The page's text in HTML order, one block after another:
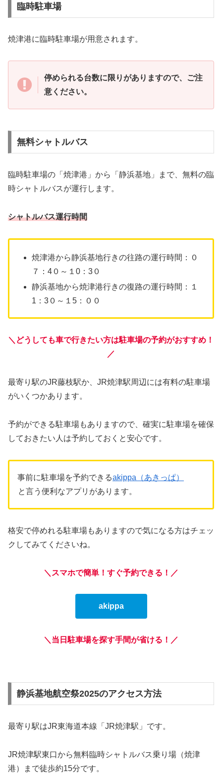
臨時駐車場
焼津港に臨時駐車場が用意されます。
停められる台数に限りがありますので、ご注
意ください。
無料シャトルバス
臨時駐車場の「焼津港」から「静浜基地」まで、無料の臨
時シャトルバスが運行します。
シャトルバス運行時間
焼津港から静浜基地行きの往路の運行時間：０
７：4０～１0：3０
静浜基地から焼津港行きの復路の運行時間：１
1：3０～１5：００
＼どうしても車で行きたい方は駐車場の予約がおすすめ！
／
最寄り駅のJR藤枝駅か、JR焼津駅周辺には有料の駐車場
がいくつかあります。
予約ができる駐車場もありますので、確実に駐車場を確保
しておきたい人は予約しておくと安心です。
事前に駐車場を予約できるakippa（あきっぱ）
と言う便利なアプリがあります。
格安で停めれる駐車場もありますので気になる方はチェッ
クしてみてくださいね。
＼スマホで簡単！すぐ予約できる！／
akippa
＼当日駐車場を探す手間が省ける！／
静浜基地航空祭2025のアクセス方法
最寄り駅はJR東海道本線「JR焼津駅」です。
JR焼津駅東口から無料臨時シャトルバス乗り場（焼津
港）まで徒歩約15分です。